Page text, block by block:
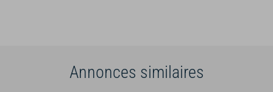
Annonces similaires